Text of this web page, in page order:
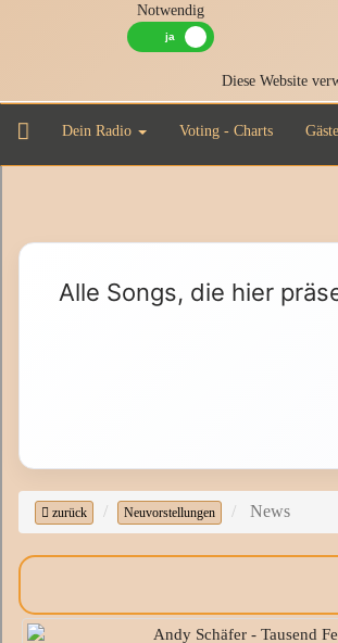
Notwendig
Diese Website
Dein Radio Voting - Charts
Alle Songs, die hier
zurück Neuvorstellungen News